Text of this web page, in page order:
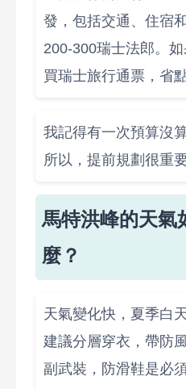
發，包括交通、住宿
200-300瑞士法郎。
買瑞士旅行通票，省點
我記得有一次預算沒
所以，提前規劃很重要
馬特洪峰的天氣
麼？
天氣變化快，夏季白
建議分層穿衣，帶防
副武裝，防滑鞋是必須